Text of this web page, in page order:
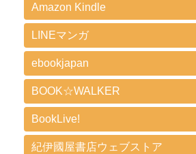
Amazon Kindle
LINEマンガ
ebookjapan
BOOK☆WALKER
BookLive!
紀伊國屋書店ウェブストア